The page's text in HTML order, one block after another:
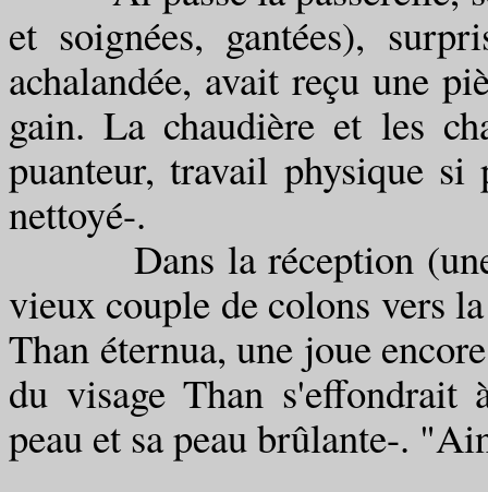
et soignées, gantées),
achalandée, avait reçu une
gain. La chaudière et les
puanteur, travail physique si
nettoyé-.
Dans la réception (une
vieux couple de colons vers
Than éternua, une joue
du visage Than s'effondrait
peau et sa peau brûlante-.